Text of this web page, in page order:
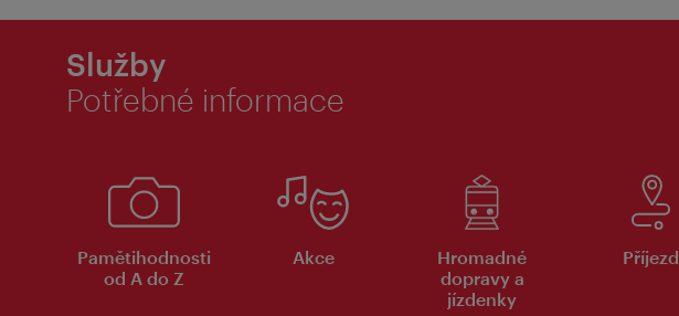
Služby
Potřebné informace
Pamětihodnosti
od A do Z
Akce
Hromadné
dopravy a
jízdenky
Příjezd